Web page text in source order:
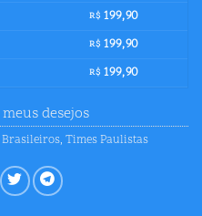
R$ 199,90
R$ 199,90
R$ 199,90
desejos
Brasileiros, Times Paulistas